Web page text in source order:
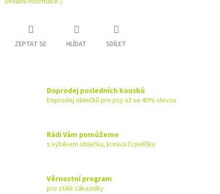
ZEPTAT SE HLÍDAT SDÍLET
Doprodej posledních kousků
Doprodej oblečků pro psy až se 40% slevou
Rádi Vám pomůžeme
s výběrem oblečku, krmiva či pelíšku
Věrnostní program
pro stálé zákazníky